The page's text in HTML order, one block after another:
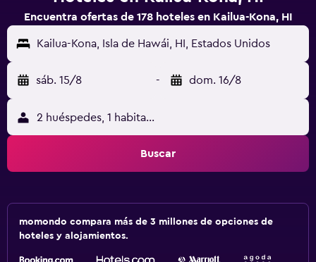
Encuentra ofertas de 178 hoteles en Kailua-Kona, HI
Kailua-Kona, Isla de Hawái, HI, Estados Unidos
sáb. 15/8 - dom. 16/8
2 huéspedes, 1 habitación
Buscar
momondo compara más de 3 millones de opciones de
hoteles y alojamientos.